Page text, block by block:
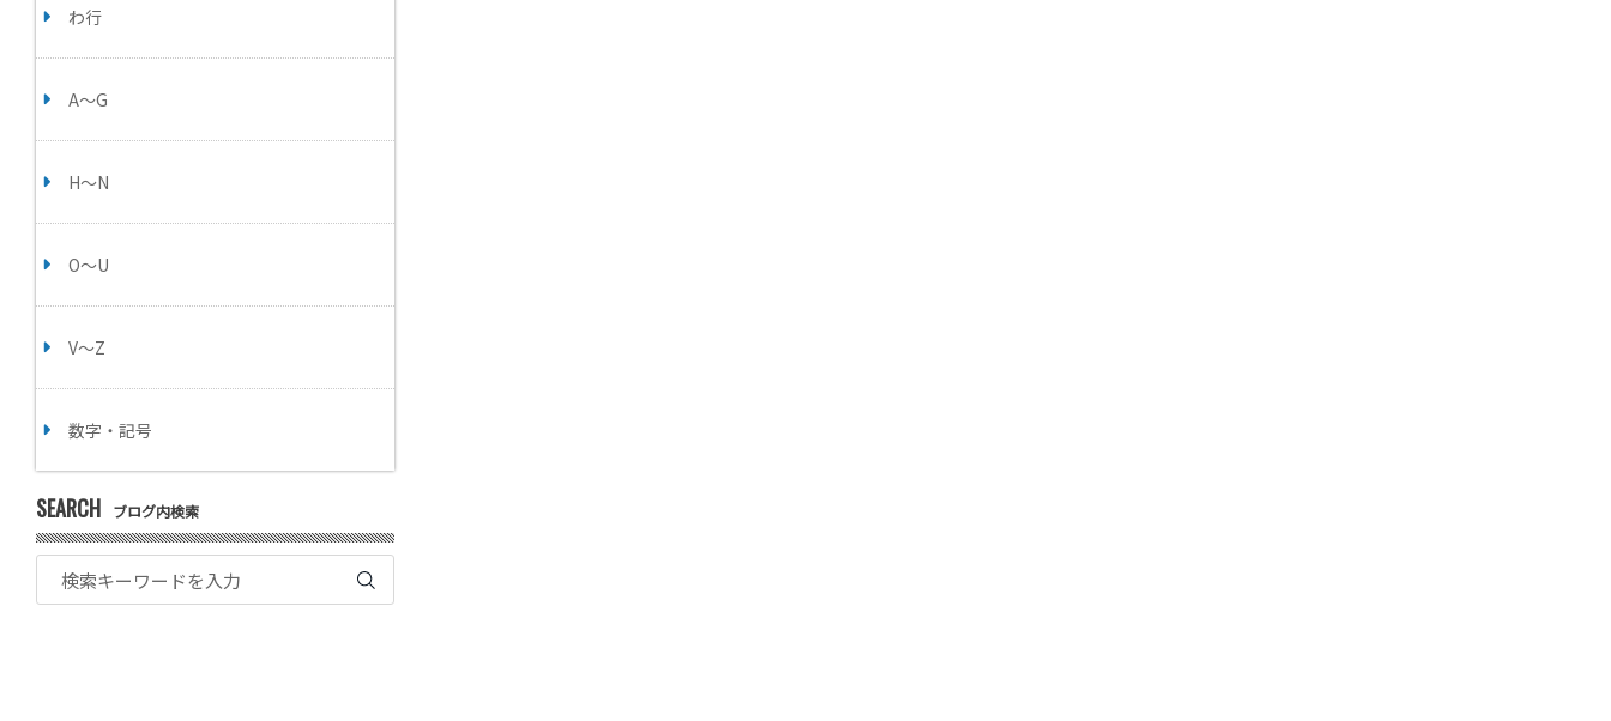
わ行
A～G
H～N
O～U
V～Z
数字・記号
SEARCH ブログ内検索